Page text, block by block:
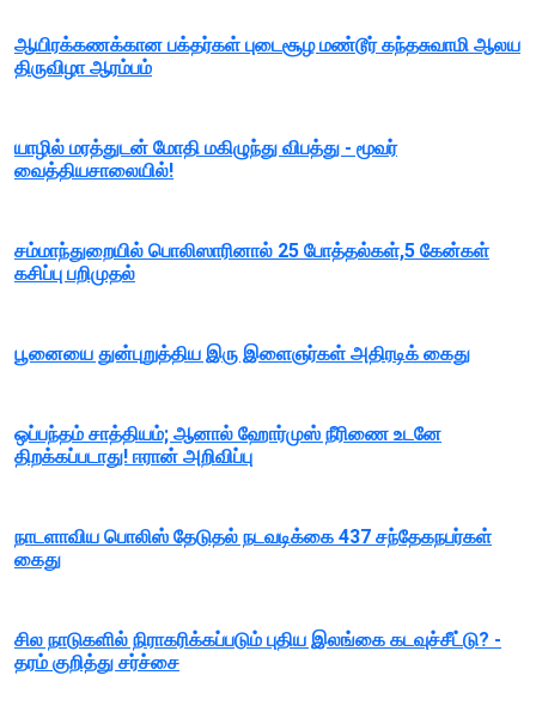
ஆயிரக்கணக்கான பக்தர்கள் புடைசூழ மண்டூர் கந்தசுவாமி ஆலய
திருவிழா ஆரம்பம்
யாழில் மரத்துடன் மோதி மகிழுந்து விபத்து - மூவர்
வைத்தியசாலையில்!
சம்மாந்துறையில் பொலிஸாரினால் 25 போத்தல்கள்,5 கேன்கள்
கசிப்பு பறிமுதல்
பூனையை துன்புறுத்திய இரு இளைஞர்கள் அதிரடிக் கைது
ஒப்பந்தம் சாத்தியம்; ஆனால் ஹோர்முஸ் நீரிணை உடனே
திறக்கப்படாது! ஈரான் அறிவிப்பு
நாடளாவிய பொலிஸ் தேடுதல் நடவடிக்கை 437 சந்தேகநபர்கள்
கைது
சில நாடுகளில் நிராகரிக்கப்படும் புதிய இலங்கை கடவுச்சீட்டு? -
தரம் குறித்து சர்ச்சை